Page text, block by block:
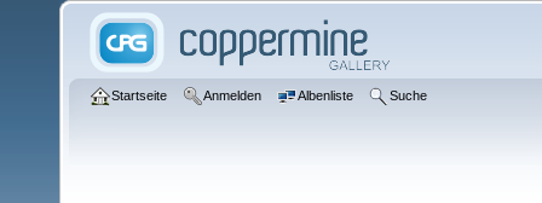
Startseite Anmelden Albenliste Suche